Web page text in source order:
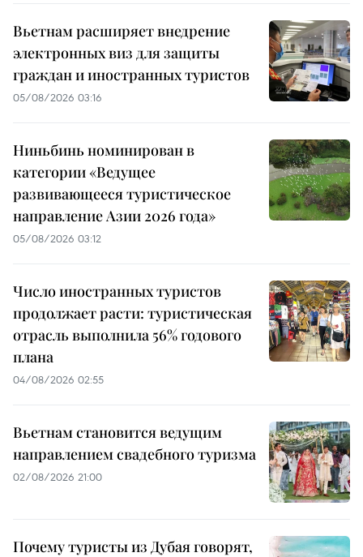
Вьетнам расширяет внедрение
электронных виз для защиты
граждан и иностранных туристов
05/08/2026 03:16
Ниньбинь номинирован в
категории «Ведущее
развивающееся туристическое
направление Азии 2026 года»
05/08/2026 03:12
Число иностранных туристов
продолжает расти: туристическая
отрасль выполнила 56% годового
плана
04/08/2026 02:55
Вьетнам становится ведущим
направлением свадебного туризма
02/08/2026 21:00
Почему туристы из Дубая говорят,